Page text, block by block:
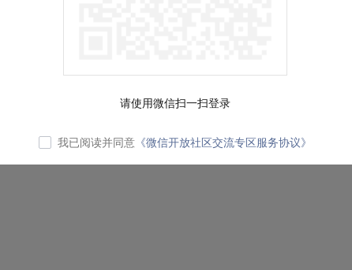
请使用微信扫一扫登录
我已阅读并同意 《微信开放社区交流专区服务协议》